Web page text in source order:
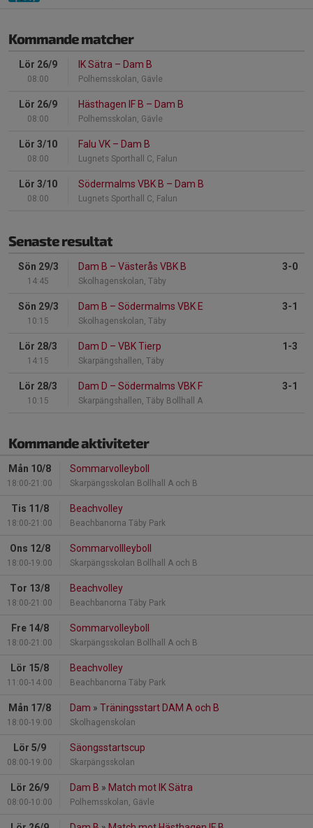
Kommande matcher
Lör 26/9
08:00
IK Sätra – Dam B
Polhemsskolan, Gävle
Lör 26/9
08:00
Hästhagen IF B – Dam B
Polhemsskolan, Gävle
Lör 3/10
08:00
Falu VK – Dam B
Lugnets Sporthall C, Falun
Lör 3/10
08:00
Södermalms VBK B – Dam B
Lugnets Sporthall C, Falun
Senaste resultat
Sön 29/3
14:45
Dam B – Västerås VBK B
Skolhagenskolan, Täby
3-0
Sön 29/3
10:15
Dam B – Södermalms VBK E
Skolhagenskolan, Täby
3-1
Lör 28/3
14:15
Dam D – VBK Tierp
Skarpängshallen, Täby
1-3
Lör 28/3
10:15
Dam D – Södermalms VBK F
Skarpängshallen, Täby Bollhall A
3-1
Kommande aktiviteter
Mån 10/8
18:00-21:00
Sommarvolleyboll
Skarpängsskolan Bollhall A och B
Tis 11/8
18:00-21:00
Beachvolley
Beachbanorna Täby Park
Ons 12/8
18:00-19:00
Sommarvollleyboll
Skarpängsskolan Bollhall A och B
Tor 13/8
18:00-21:00
Beachvolley
Beachbanorna Täby Park
Fre 14/8
18:00-21:00
Sommarvolleyboll
Skarpängsskolan Bollhall A och B
Lör 15/8
11:00-14:00
Beachvolley
Beachbanorna Täby Park
Mån 17/8
18:00-19:00
Dam » Träningsstart DAM A och B
Skolhagenskolan
Lör 5/9
08:00-19:00
Säongsstartscup
Skarpängsskolan
Lör 26/9
08:00-10:00
Dam B » Match mot IK Sätra
Polhemsskolan, Gävle